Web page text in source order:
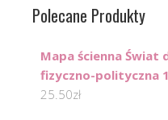
Polecane Produkty
Mapa ścienna Świat
fizyczno-polityczna
25.50zł